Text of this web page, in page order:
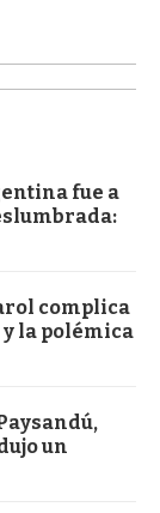
fue a
complica
la polémica
un